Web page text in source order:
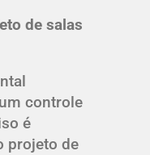
de salas
controle
é
projeto de